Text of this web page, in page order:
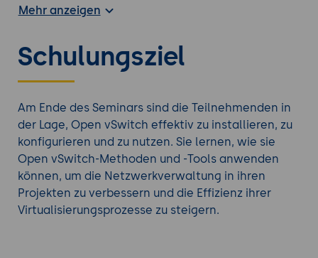
helfen den Teilnehmenden, das Gelernte direkt
Vertiefen Sie Ihr Wissen mit einem weiteren
aus unserem Angebot.
Mehr anzeigen
Schulungsziel
Am Ende des Seminars sind die Teilnehmenden in
der Lage, Open vSwitch effektiv zu installieren, zu
konfigurieren und zu nutzen. Sie lernen, wie sie
Open vSwitch-Methoden und -Tools anwenden
können, um die Netzwerkverwaltung in ihren
Projekten zu verbessern und die Effizienz ihrer
Virtualisierungsprozesse zu steigern.